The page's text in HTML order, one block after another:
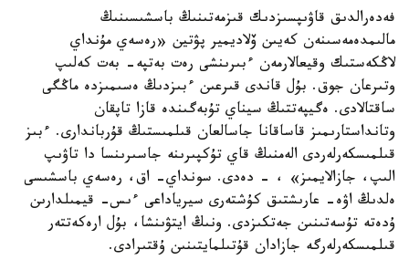
فەدەرالدىق قاۋىپسىزدىك قىزمەتىنىڭ باسشىسىنىڭ
مالىمدەمەسىنەن كەيىن ۆلاديمير پۋتين «رەسەي مۇنداي
لاڭكەستىك وقيعالارمەن ءبىرىنشى رەت بەتپە- بەت كەلىپ
وتىرعان جوق. بۇل قاندى قىرعىن ءبىزدىڭ ەسىمىزدە ماڭگى
ساقتالادى. ەگيپەتتىڭ سيناي تۇبەگىندە قازا تاپقان
وتانداستارىمىز قاساقانا جاسالعان قىلمىستىڭ قۇرباندارى. ءبىز
قىلمىسكەرلەردى الەمنىڭ قاي تۇكپىرىنە جاسىرىنسا دا تاۋىپ
الىپ، جازالايمىز» ، - دەدى. سونداي- اق، رەسەي باسشىسى
ەلدىڭ اۋە- عارىشتىق كۇشتەرى سيرياداعى ءىس- قيمىلدارىن
ۇدەتە تۇسەتىنىن جەتكىزدى. ونىڭ ايتۋىنشا، بۇل ارەكەتتەر
قىلمىسكەرلەرگە جازادان قۇتىلمايتىنىن ۇقتىرادى.